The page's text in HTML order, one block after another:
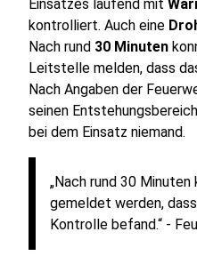
Einsatzes laufend mit
kontrolliert. Auch eine
Nach rund 30 Minuten
Leitstelle melden, dass
Nach Angaben der
seinen
bei dem Einsatz niemand.
„Nach rund 30
gemeldet werden,
Kontrolle befand.“ -